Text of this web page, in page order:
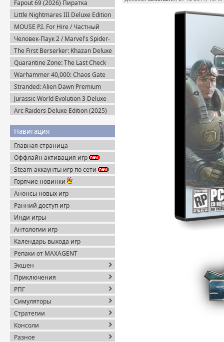
Fapout 69 (2026) Пиратка
Little Nightmares III Deluxe Edition
+ Все DLC (2025) Пиратка
MOUSE P.I. For Hire / Частный
детектив МАУС v.1.2.2 (2026)
Пиратка
Человек-Паук 2 / Marvel's Spider-
Man 2 на ПК / PC v.2.727.0.0 (2025)
Пиратка
The First Berserker: Khazan Deluxe
Edition (2025) Пиратка
Quarantine Zone: The Last Check
v.1.1.13.2018 + Все DLC (2026)
Пиратка
Warhammer 40,000: Chaos Gate
Daemonhunters (2022) Steam-Rip
Stranded: Alien Dawn Premium
Edition + Все DLC (2023) Пиратка
Jurassic World Evolution 3 Deluxe
Edition (2025) Steam-Rip
Arc Raiders Deluxe Edition (2025)
Навигация
Главная страница
Оффлайн активация игр
Steam-аккаунты игр по сети
Горячие новинки
Анонсы новых игр
Ранний доступ игр
Инди игры
Антологии игр
Календарь выхода игр
Репаки от MAXAGENT
Экшен
Приключения
РПГ
Симуляторы
Стратегии
Консоли
Разное